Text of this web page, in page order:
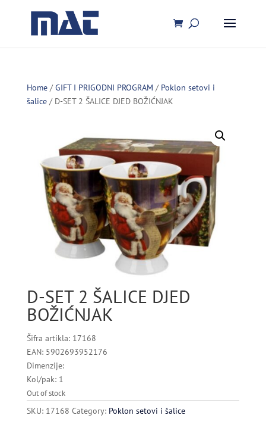
Home/GIFT I PRIGODNI PROGRAM / Poklon setovi i
šalice/ D-SET 2 ŠALICE DJED BOŽIĆNJAK
D-SET 2 ŠALICE DJED
BOŽIĆNJAK
Šifra artikla: 17168
EAN: 5902693952176
Dimenzije:
Kol/pak: 1
Out of stock
SKU: 17168 Category: Poklon setovi i šalice